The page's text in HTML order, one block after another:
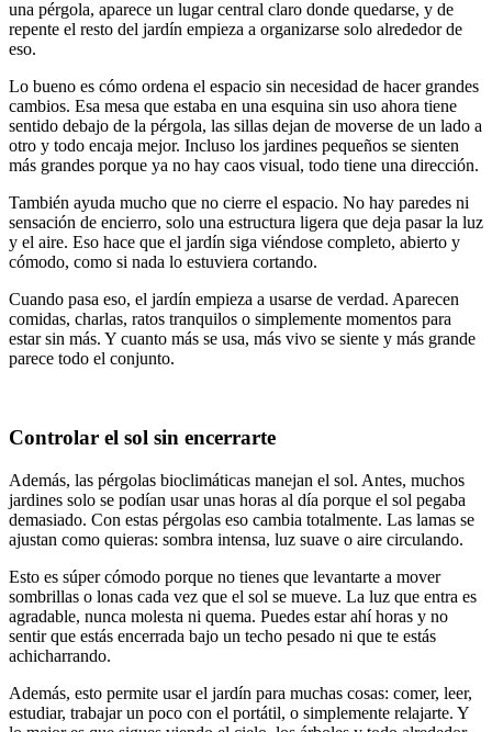
una pérgola, aparece un lugar central claro donde quedarse, y de
repente el resto del jardín empieza a organizarse solo alrededor de
eso.
Lo bueno es cómo ordena el espacio sin necesidad de hacer grandes
cambios. Esa mesa que estaba en una esquina sin uso ahora tiene
sentido debajo de la pérgola, las sillas dejan de moverse de un lado a
otro y todo encaja mejor. Incluso los jardines pequeños se sienten
más grandes porque ya no hay caos visual, todo tiene una dirección.
También ayuda mucho que no cierre el espacio. No hay paredes ni
sensación de encierro, solo una estructura ligera que deja pasar la luz
y el aire. Eso hace que el jardín siga viéndose completo, abierto y
cómodo, como si nada lo estuviera cortando.
Cuando pasa eso, el jardín empieza a usarse de verdad. Aparecen
comidas, charlas, ratos tranquilos o simplemente momentos para
estar sin más. Y cuanto más se usa, más vivo se siente y más grande
parece todo el conjunto.
Controlar el sol sin encerrarte
Además, las pérgolas bioclimáticas manejan el sol. Antes, muchos
jardines solo se podían usar unas horas al día porque el sol pegaba
demasiado. Con estas pérgolas eso cambia totalmente. Las lamas se
ajustan como quieras: sombra intensa, luz suave o aire circulando.
Esto es súper cómodo porque no tienes que levantarte a mover
sombrillas o lonas cada vez que el sol se mueve. La luz que entra es
agradable, nunca molesta ni quema. Puedes estar ahí horas y no
sentir que estás encerrada bajo un techo pesado ni que te estás
achicharrando.
Además, esto permite usar el jardín para muchas cosas: comer, leer,
estudiar, trabajar un poco con el portátil, o simplemente relajarte. Y